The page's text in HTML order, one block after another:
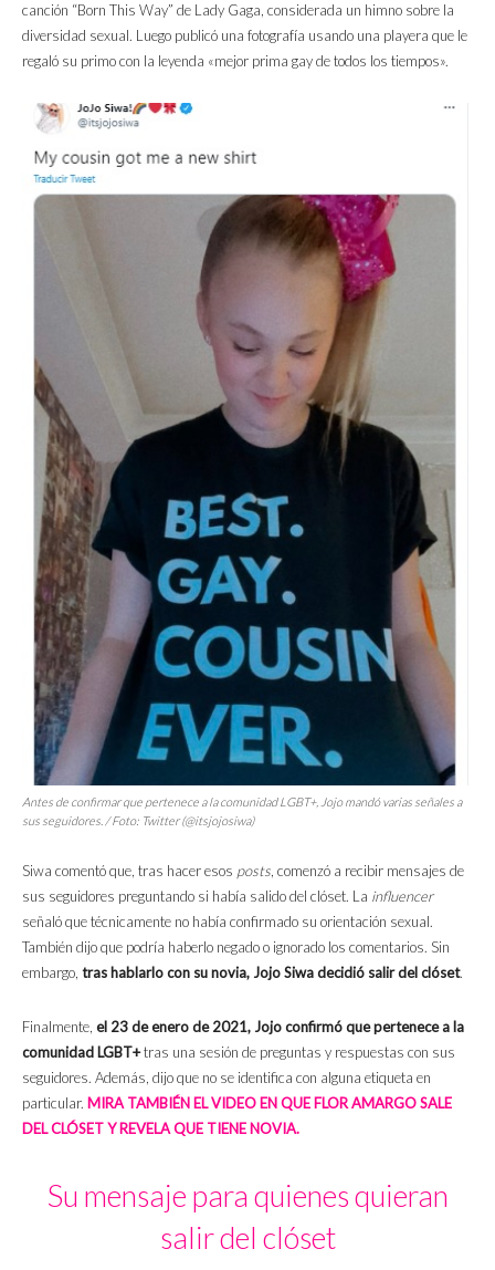
canción “Born This Way” de Lady Gaga, considerada un himno sobre la
diversidad sexual. Luego publicó una fotografía usando una playera que le
regaló su primo con la leyenda «mejor prima gay de todos los tiempos».
Antes de confirmar que pertenece a la comunidad LGBT+, Jojo mandó varias señales a
sus seguidores. / Foto: Twitter (@itsjojosiwa)
Siwa comentó que, tras hacer esos posts , comenzó a recibir mensajes de
sus seguidores preguntando si había salido del clóset. La influencer
señaló que técnicamente no había confirmado su orientación sexual.
También dijo que podría haberlo negado o ignorado los comentarios. Sin
embargo, tras hablarlo con su novia, Jojo Siwa decidió salir del clóset.
Finalmente, el 23 de enero de 2021, Jojo confirmó que pertenece a la
comunidad LGBT+tras una sesión de preguntas y respuestas con sus
seguidores. Además, dijo que no se identifica con alguna etiqueta en
particular. MIRA TAMBIÉN EL VIDEO EN QUE FLOR AMARGO SALE
DEL CLÓSET Y REVELA QUE TIENE NOVIA.
Su mensaje para quienes quieran
salir del clóset